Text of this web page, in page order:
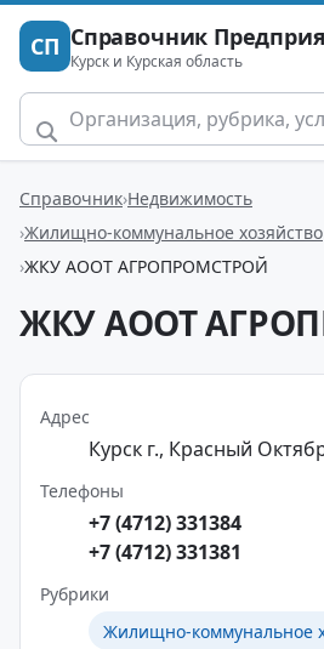
СП Справочник
Курск и Курская область
Справочник Недвижимость
Жилищно-коммунальное хозяйство
ЖКУ АООТ АГРОПРОМСТРОЙ
ЖКУ АООТ
Адрес
Курск г., Красный
Телефоны
+7 (4712) 331384
+7 (4712) 331381
Рубрики
Жилищно-коммунальное